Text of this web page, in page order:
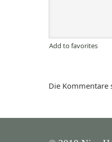
Add to favorites
Die Kommentare